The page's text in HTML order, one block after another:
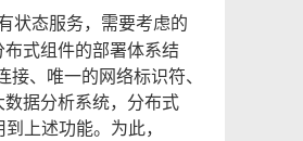
状态服务，需要考虑的
式组件的部署体系结
、唯一的网络标识符、
据分析系统，分布式
上述功能。为此，